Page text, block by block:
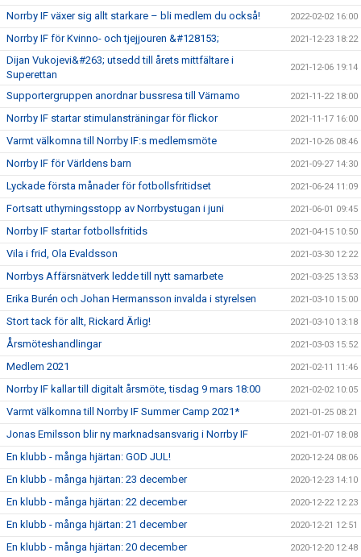
Norrby IF växer sig allt starkare – bli medlem du också! 2022-02-02 16:00
Norrby IF för Kvinno- och tjejjouren &#128153; 2021-12-23 18:22
Dijan Vukojevi&#263; utsedd till årets mittfältare i
Superettan
2021-12-06 19:14
Supportergruppen anordnar bussresa till Värnamo 2021-11-22 18:00
Norrby IF startar stimulansträningar för flickor 2021-11-17 16:00
Varmt välkomna till Norrby IF:s medlemsmöte 2021-10-26 08:46
Norrby IF för Världens barn 2021-09-27 14:30
Lyckade första månader för fotbollsfritidset 2021-06-24 11:09
Fortsatt uthyrningsstopp av Norrbystugan i juni 2021-06-01 09:45
Norrby IF startar fotbollsfritids 2021-04-15 10:50
Vila i frid, Ola Evaldsson 2021-03-30 12:22
Norrbys Affärsnätverk ledde till nytt samarbete 2021-03-25 13:53
Erika Burén och Johan Hermansson invalda i styrelsen 2021-03-10 15:00
Stort tack för allt, Rickard Ärlig! 2021-03-10 13:18
Årsmöteshandlingar 2021-03-03 15:52
Medlem 2021 2021-02-11 11:46
Norrby IF kallar till digitalt årsmöte, tisdag 9 mars 18:00 2021-02-02 10:05
Varmt välkomna till Norrby IF Summer Camp 2021* 2021-01-25 08:21
Jonas Emilsson blir ny marknadsansvarig i Norrby IF 2021-01-07 18:08
En klubb - många hjärtan: GOD JUL! 2020-12-24 08:06
En klubb - många hjärtan: 23 december 2020-12-23 14:10
En klubb - många hjärtan: 22 december 2020-12-22 12:23
En klubb - många hjärtan: 21 december 2020-12-21 12:51
En klubb - många hjärtan: 20 december 2020-12-20 12:48